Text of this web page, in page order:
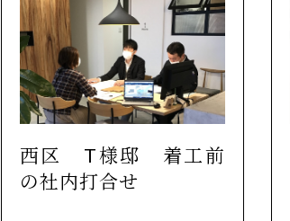
西区 T様邸 着工前
の社内打合せ